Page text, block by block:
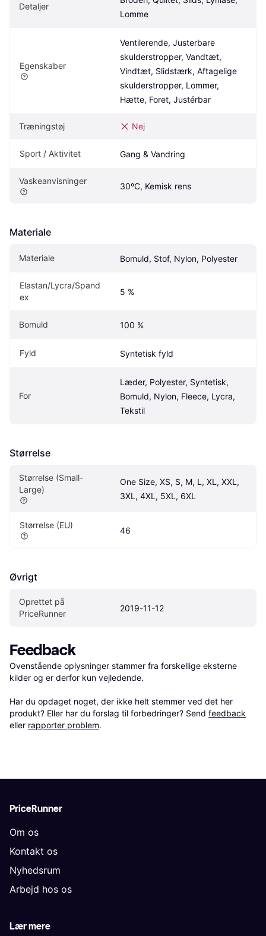
Detaljer
Lomme
Egenskaber
Ventilerende, Justerbare
skulderstropper, Vandtæt,
Vindtæt, Slidstærk, Aftagelige
skulderstropper, Lommer,
Hætte, Foret, Justérbar
Træningstøj Nej
Sport / Aktivitet Gang & Vandring
Vaskeanvisninger
30ºC, Kemisk rens
Materiale
Materiale Bomuld, Stof, Nylon, Polyester
Elastan/Lycra/Spand
ex
5 %
Bomuld 100 %
Fyld Syntetisk fyld
For
Læder, Polyester, Syntetisk,
Bomuld, Nylon, Fleece, Lycra,
Tekstil
Størrelse
Størrelse (Small-
Large)
One Size, XS, S, M, L, XL, XXL,
3XL, 4XL, 5XL, 6XL
Størrelse (EU)
46
Øvrigt
Oprettet på
PriceRunner
2019-11-12
Feedback
Ovenstående oplysninger stammer fra forskellige eksterne
kilder og er derfor kun vejledende.
Har du opdaget noget, der ikke helt stemmer ved det her
produkt? Eller har du forslag til forbedringer? Send feedback
eller rapporter problem.
PriceRunner
Om os
Kontakt os
Nyhedsrum
Arbejd hos os
Lær mere